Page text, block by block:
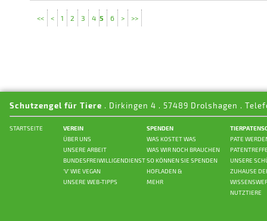
<< < 1 2 3 4 5 6 > >>
Schutzengel für Tiere . Dirkingen 4 . 57489 Drolshagen .
STARTSEITE
VEREIN
ÜBER UNS
UNSERE ARBEIT
BUNDESFREIWILLIGENDIENST
'V' WIE VEGAN
UNSERE WEB-TIPPS
SPENDEN
WAS KOSTET WAS
WAS WIR NOCH BRAUCHEN
SO KÖNNEN SIE SPENDEN
HOFLADEN &
MEHR
PATE
UNSERE
ZUHAUSE
NUTZTIERE